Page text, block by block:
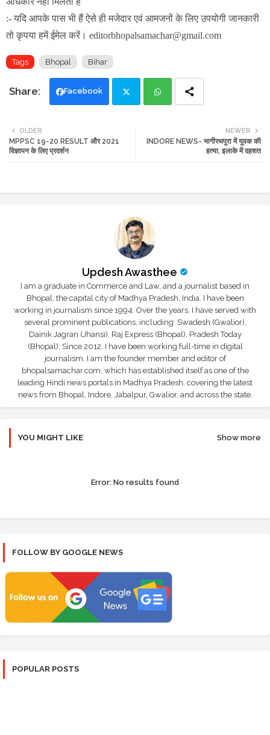
:- यदि आपके पास भी हैं ऐसे ही मजेदार एवं आमजनों के लिए उपयोगी जानकारी
तो कृपया हमें ईमेल करें। editorbhopalsamachar@gmail.com
Tags Bhopal Bihar
Facebook
ats
NEWER
INDORE NEWS- भागीरथपुरा में युवक की
हत्या, इलाके में दहशत
OLDER
MPPSC 19-20 RESULT और 2021
विज्ञापन के लिए प्रदर्शन
Updesh Awasthee
I am a graduate in Commerce and Law, and a journalist based in
Bhopal, the capital city of Madhya Pradesh, India. I have been
working in journalism since 1994. Over the years, I have served with
several prominent publications, including: Swadesh (Gwalior),
Dainik Jagran (Jhansi), Raj Express (Bhopal), Pradesh Today
(Bhopal); Since 2012, I have been working full-time in digital
journalism. I am the founder member and editor of
bhopalsamachar.com, which has established itself as one of the
leading Hindi news portals in Madhya Pradesh, covering the latest
news from Bhopal, Indore, Jabalpur, Gwalior, and across the state.
YOU MIGHT LIKE Show more
Error: No results found
FOLLOW BY GOOGLE NEWS
POPULAR POSTS